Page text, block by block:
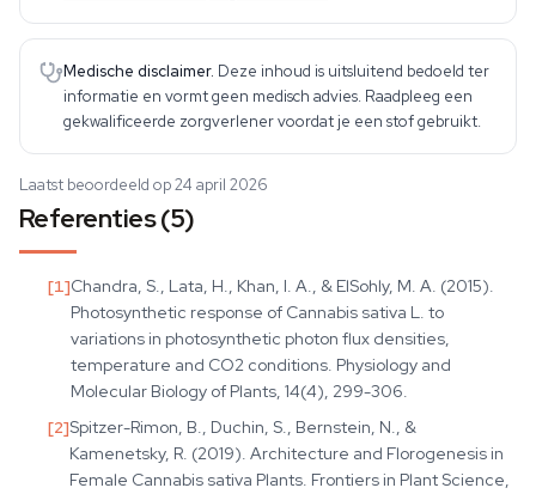
Medische disclaimer. Deze inhoud is uitsluitend bedoeld ter
informatie en vormt geen medisch advies. Raadpleeg een
gekwalificeerde zorgverlener voordat je een stof gebruikt.
Laatst beoordeeld op 24 april 2026
Referenties (5)
[1]Chandra, S., Lata, H., Khan, I. A., & ElSohly, M. A. (2015).
Photosynthetic response of Cannabis sativa L. to
variations in photosynthetic photon flux densities,
temperature and CO2 conditions. Physiology and
Molecular Biology of Plants, 14(4), 299-306.
[2]Spitzer-Rimon, B., Duchin, S., Bernstein, N., &
Kamenetsky, R. (2019). Architecture and Florogenesis in
Female Cannabis sativa Plants. Frontiers in Plant Science,